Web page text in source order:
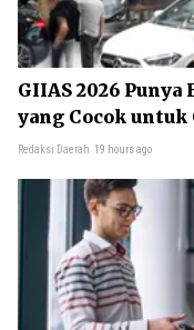
GIIAS 2026
yang Cocok untuk
Redaksi Daerah 19 hours ago